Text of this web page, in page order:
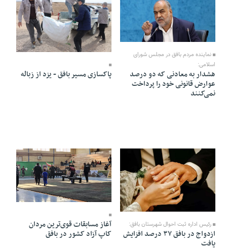
07 Bahman 1404 - 16:49
نماینده مردم بافق در مجلس شورای
اسلامی:
هشدار به معادنی که دو درصد
عوارض قانونی خود را پرداخت
نمی‌کنند
01 Bahman 1404 - 17:36
پاکسازی مسیر بافق - یزد از زباله
رئیس اداره ثبت احوال شهرستان بافق:
ازدواج در بافق ۳۷ درصد افزایش
یافت
17 Dey 1404 - 11:36
آغاز مسابقات قوی‌ترین مردان
کاپ آزاد کشور در بافق